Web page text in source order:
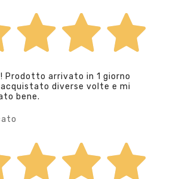
Prodotto arrivato in 1 giorno
diverse volte e mi
bene.